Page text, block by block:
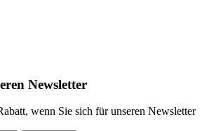
Newsletter
wenn Sie sich für unseren Newsletter